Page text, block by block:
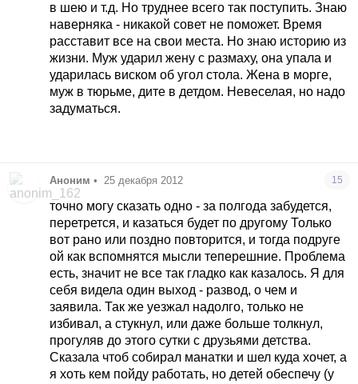
в шею и т.д. Но труднее всего так поступить. Знаю
наверняка - никакой совет не поможет. Время
расставит все на свои места. Но знаю историю из
жизни. Муж ударил жену с размаху, она упала и
ударилась виском об угол стола. Жена в морге,
муж в тюрьме, дите в детдом. Невеселая, но надо
задуматься.
Аноним • 25 декабря 2012 15
точно могу сказать одно - за полгода забудется,
перетрется, и казаться будет по другому Только
вот рано или поздно повторится, и тогда подруге
ой как вспомнятся мысли теперешние. Проблема
есть, значит не все так гладко как казалось. Я для
себя видела один выход - развод, о чем и
заявила. Так же уезжал надолго, только не
избивал, а стукнул, или даже больше толкнул,
прогуляв до этого сутки с друзьями детства.
Сказала чтоб собирал манатки и шел куда хочет, а
я хоть кем пойду работать, но детей обеспечу (у